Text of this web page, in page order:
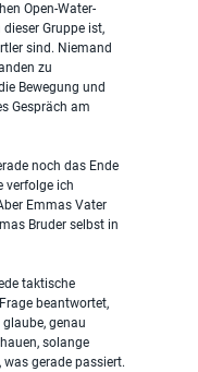
Open-Water-
Gruppe ist,
sind. Niemand
zu
Bewegung und
Gespräch am
noch das Ende
verfolge ich
Emmas Vater
Bruder selbst in
taktische
beantwortet,
genau
solange
gerade passiert.